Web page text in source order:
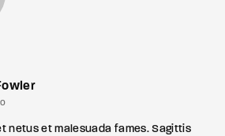
netus et malesuada fames. Sagittis